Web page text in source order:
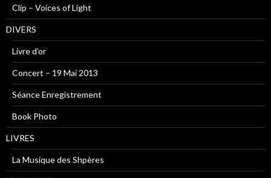
Clip – Voices of Light
DIVERS
Livre d’or
Concert – 19 Mai 2013
Séance Enregistrement
Book Photo
LIVRES
La Musique des Shpères